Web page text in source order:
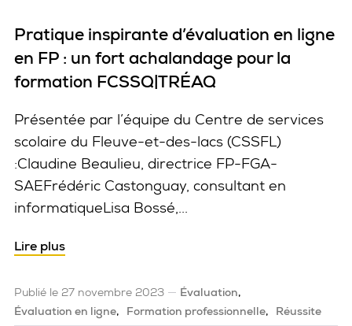
Pratique inspirante d’évaluation en ligne
en FP : un fort achalandage pour la
formation FCSSQ|TRÉAQ
Présentée par l’équipe du Centre de services
scolaire du Fleuve-et-des-lacs (CSSFL)
:Claudine Beaulieu, directrice FP-FGA-
SAEFrédéric Castonguay, consultant en
informatiqueLisa Bossé,...
Lire plus
Publié le 27 novembre 2023
Évaluation
Évaluation en ligne
Formation professionnelle Réussite